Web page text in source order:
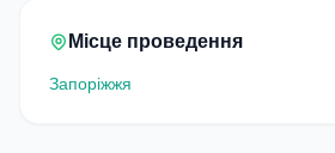
Місце проведення
Запоріжжя